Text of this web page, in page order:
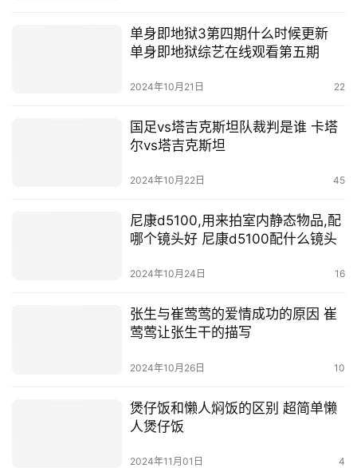
单身即地狱3第四期什么时候更新
单身即地狱综艺在线观看第五期
2024年10月21日 22
国足vs塔吉克斯坦队裁判是谁 卡塔
尔vs塔吉克斯坦
2024年10月22日 45
尼康d5100,用来拍室内静态物品,配
哪个镜头好 尼康d5100配什么镜头
2024年10月24日 16
张生与崔莺莺的爱情成功的原因 崔
莺莺让张生干的描写
2024年10月26日 10
煲仔饭和懒人焖饭的区别 超简单懒
人煲仔饭
2024年11月01日 4